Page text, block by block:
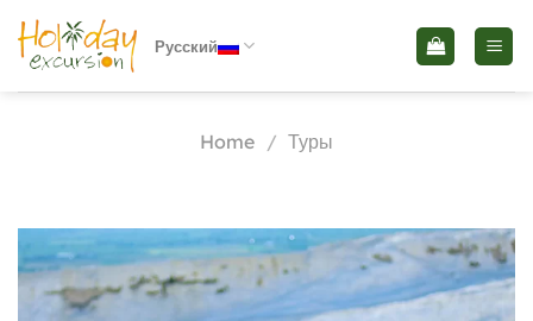
Skip
content
Русский
Home / Туры